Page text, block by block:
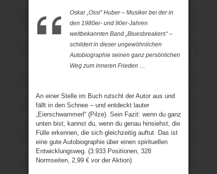
Oskar „Ossi“ Huber – Musiker bei der in
den 1980er- und 90er-Jahren
weltbekannten Band „Bluesbreakers“ –
schildert in dieser ungewöhnlichen
Autobiographie seinen ganz persönlichen
Weg zum inneren Frieden …
An einer Stelle im Buch rutscht der Autor aus und
fällt in den Schnee – und entdeckt lauter
„Eierschwammerl“ (Pilze). Sein Fazit: wenn du ganz
unten bist, kannst du, wenn du genau hinsiehst, die
Fülle erkennen, die sich gleichzeitig auftut. Das ist
eine gute Autobiographie über einen spirituellen
Entwicklungsweg. (3.933 Positionen, 328
Normseiten, 2,99 € vor der Aktion)